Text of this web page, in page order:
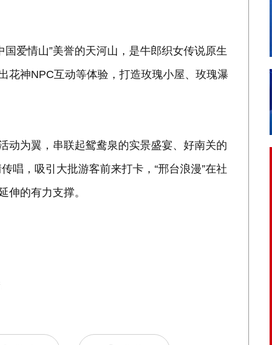
爱情山”美誉的天河山，是牛郎织女传说原生
花神NPC互动等体验，打造玫瑰小屋、玫瑰瀑
动为翼，串联起鸳鸯泉的实景盛宴、好南关的
唱，吸引大批游客前来打卡，“邢台浪漫”在社
伸的有力支撑。